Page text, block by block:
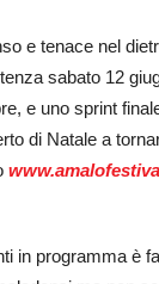
e tenace nel
sabato 12
e uno sprint
di Natale a
in programma è